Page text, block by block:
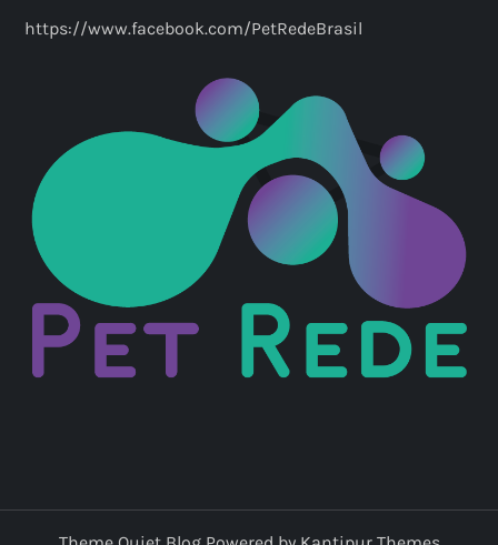
https://www.facebook.com/PetRedeBrasil